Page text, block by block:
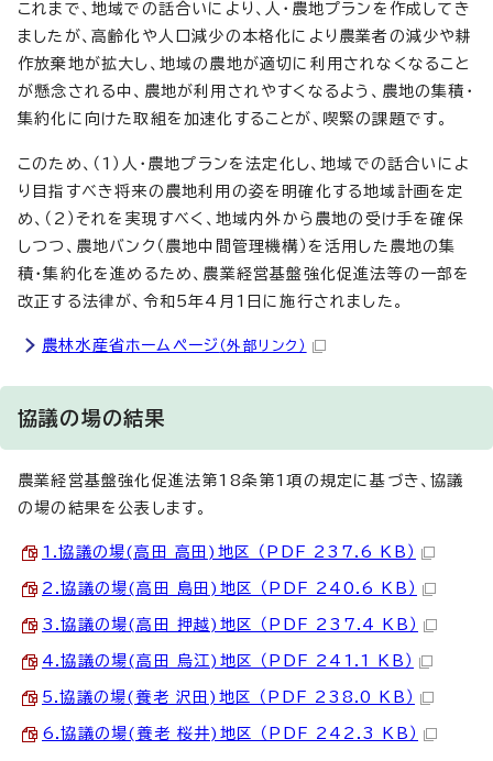
これまで、地域での話合いにより、人・農地プランを作成してき
ましたが、高齢化や人口減少の本格化により農業者の減少や耕
作放棄地が拡大し、地域の農地が適切に利用されなくなること
が懸念される中、農地が利用されやすくなるよう、農地の集積・
集約化に向けた取組を加速化することが、喫緊の課題です。
このため、（1）人・農地プランを法定化し、地域での話合いによ
り目指すべき将来の農地利用の姿を明確化する地域計画を定
め、（2）それを実現すべく、地域内外から農地の受け手を確保
しつつ、農地バンク（農地中間管理機構）を活用した農地の集
積・集約化を進めるため、農業経営基盤強化促進法等の一部を
改正する法律が、令和5年4月1日に施行されました。
農林水産省ホームページ （外部リンク）
協議の場の結果
農業経営基盤強化促進法第18条第1項の規定に基づき、協議
の場の結果を公表します。
1.協議の場(高田 高田)地区 （PDF 237.6 KB）
2.協議の場(高田 島田)地区 （PDF 240.6 KB）
3.協議の場(高田 押越)地区 （PDF 237.4 KB）
4.協議の場(高田 烏江)地区 （PDF 241.1 KB）
5.協議の場(養老 沢田)地区 （PDF 238.0 KB）
6.協議の場(養老 桜井)地区 （PDF 242.3 KB）